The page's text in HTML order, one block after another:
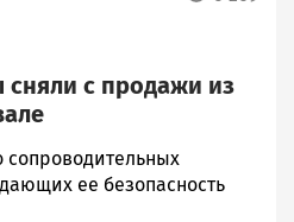
с продажи из
ее безопасность